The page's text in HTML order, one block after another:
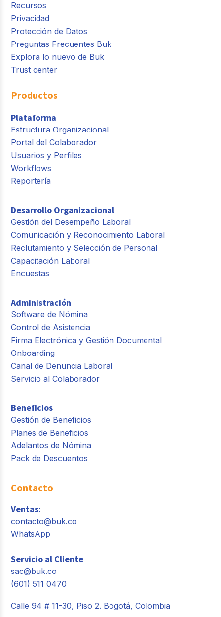
Recursos
Privacidad
Protección de Datos
Preguntas Frecuentes Buk
Explora lo nuevo de Buk
Trust center
Productos
Plataforma
Estructura Organizacional
Portal del Colaborador
Usuarios y Perfiles
Workflows
Reportería
Desarrollo Organizacional
Gestión del Desempeño Laboral
Comunicación y Reconocimiento Laboral
Reclutamiento y Selección de Personal
Capacitación Laboral
Encuestas
Administración
Software de Nómina
Control de Asistencia
Firma Electrónica y Gestión Documental
Onboarding
Canal de Denuncia Laboral
Servicio al Colaborador
Beneficios
Gestión de Beneficios
Planes de Beneficios
Adelantos de Nómina
Pack de Descuentos
Contacto
Ventas:
contacto@buk.co
WhatsApp
Servicio al Cliente
sac@buk.co
(601) 511 0470
Calle 94 # 11-30, Piso 2. Bogotá, Colombia